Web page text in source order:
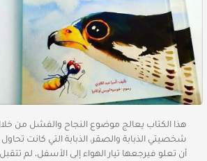
هذا الكتاب يعالج موضوع النجاح والفشل من
شخصيتي الذبابة والصقر، الذبابة التي كانت تحاول
أن تعلو فيرجعها تيار الهواء إلى الأسفل، لم تتقبل